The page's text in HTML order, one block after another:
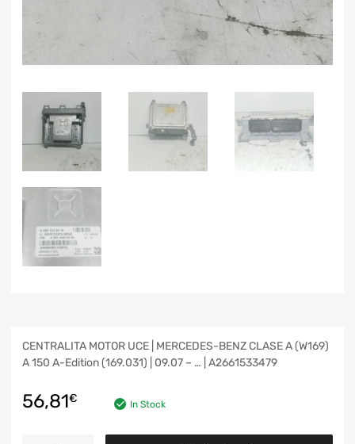
CENTRALITA MOTOR UCE | MERCEDES-BENZ CLASE A (W169)
A 150 A-Edition (169.031) | 09.07 – … | A2661533479
56,81€ In Stock